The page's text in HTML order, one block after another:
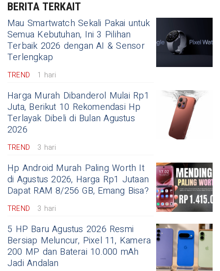
BERITA TERKAIT
Mau Smartwatch Sekali Pakai untuk
Semua Kebutuhan, Ini 3 Pilihan
Terbaik 2026 dengan AI & Sensor
Terlengkap
TREND 1 hari
Harga Murah Dibanderol Mulai Rp1
Juta, Berikut 10 Rekomendasi Hp
Terlayak Dibeli di Bulan Agustus
2026
TREND 3 hari
Hp Android Murah Paling Worth It
di Agustus 2026, Harga Rp1 Jutaan
Dapat RAM 8/256 GB, Emang Bisa?
TREND 3 hari
5 HP Baru Agustus 2026 Resmi
Bersiap Meluncur, Pixel 11, Kamera
200 MP dan Baterai 10.000 mAh
Jadi Andalan